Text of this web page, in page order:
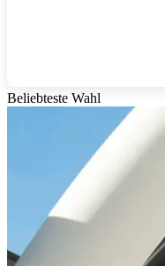
Beliebteste Wahl